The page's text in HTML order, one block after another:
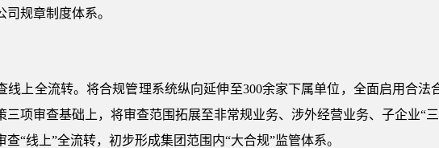
规章制度体系。
线上全流转。将合规管理系统纵向延伸至300余家下属单位，全面启用合法
项审查基础上，将审查范围拓展至非常规业务、涉外经营业务、子企业“
“线上”全流转，初步形成集团范围内“大合规”监管体系。